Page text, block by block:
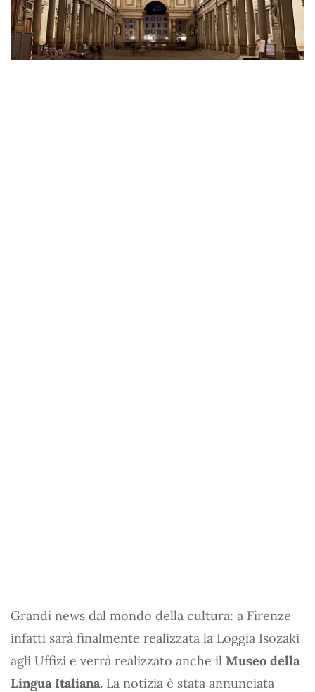
Grandi news dal mondo della cultura: a Firenze
infatti sarà finalmente realizzata la Loggia Isozaki
agli Uffizi e verrà realizzato anche il Museo della
Lingua Italiana. La notizia è stata annunciata